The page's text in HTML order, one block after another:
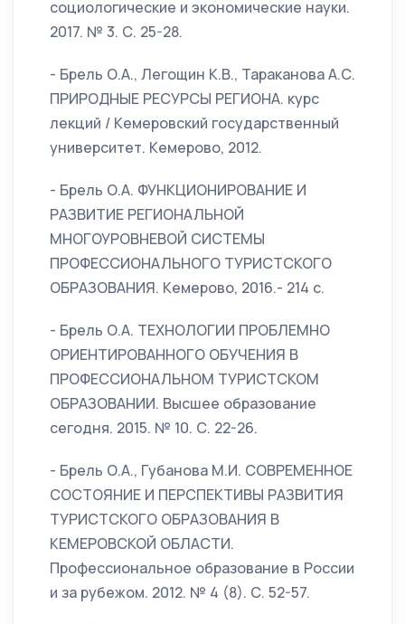
социологические и экономические науки.
2017. № 3. С. 25-28.
- Брель О.А., Легощин К.В., Тараканова А.С.
ПРИРОДНЫЕ РЕСУРСЫ РЕГИОНА. курс
лекций / Кемеровский государственный
университет. Кемерово, 2012.
- Брель О.А. ФУНКЦИОНИРОВАНИЕ И
РАЗВИТИЕ РЕГИОНАЛЬНОЙ
МНОГОУРОВНЕВОЙ СИСТЕМЫ
ПРОФЕССИОНАЛЬНОГО ТУРИСТСКОГО
ОБРАЗОВАНИЯ. Кемерово, 2016.- 214 с.
- Брель О.А. ТЕХНОЛОГИИ ПРОБЛЕМНО
ОРИЕНТИРОВАННОГО ОБУЧЕНИЯ В
ПРОФЕССИОНАЛЬНОМ ТУРИСТСКОМ
ОБРАЗОВАНИИ. Высшее образование
сегодня. 2015. № 10. С. 22-26.
- Брель О.А., Губанова М.И. СОВРЕМЕННОЕ
СОСТОЯНИЕ И ПЕРСПЕКТИВЫ РАЗВИТИЯ
ТУРИСТСКОГО ОБРАЗОВАНИЯ В
КЕМЕРОВСКОЙ ОБЛАСТИ.
Профессиональное образование в России
и за рубежом. 2012. № 4 (8). С. 52-57.